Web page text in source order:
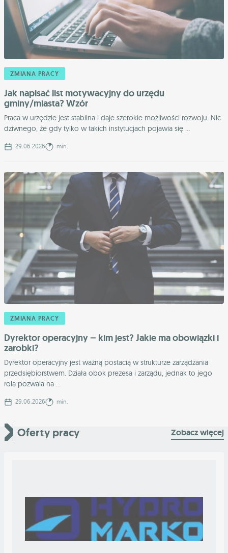
ZMIANA PRACY
Jak napisać list motywacyjny do urzędu
gminy/miasta? Wzór
Praca w urzędzie jest stabilna i daje szerokie możliwości rozwoju. Nic
dziwnego, że gdy tylko w takich instytucjach pojawia się ...
29.06.2026 min.
ZMIANA PRACY
Dyrektor operacyjny – kim jest? Jakie ma obowiązki i
zarobki?
Dyrektor operacyjny jest ważną postacią w strukturze zarządzania
przedsiębiorstwem. Działa obok prezesa i zarządu, jednak to jego
rola pozwala na ...
29.06.2026 min.
Oferty pracy Zobacz więcej